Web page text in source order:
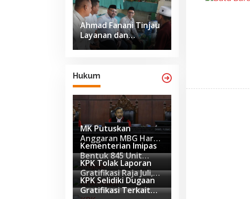
Ahmad Fanani Tinjau
Layanan dan
Pembinaan Warga
Hukum
MK Putuskan
Anggaran MBG Harus
Dipisah dari Dana
Pendidikan Mulai
APBN 2028
Kementerian Imipas
Bentuk 845 Unit
Pengendalian
Gratifikasi untuk
Perkuat Integritas
KPK Tolak Laporan
Gratifikasi Raja Juli,
Perkara Sudah Masuk
Tahap Penyidikan
KPK Selidiki Dugaan
Gratifikasi Terkait